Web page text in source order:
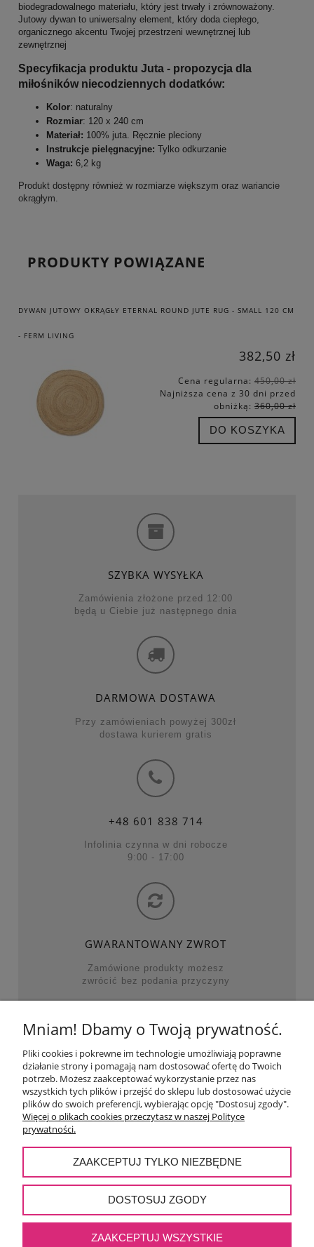
biodegradowalnego materiału, który jest trwały i zrównoważony.
Jutowy dywan to uniwersalny element, który doda ciepłego,
organicznego akcentu Twojej przestrzeni wewnętrznej lub
zewnętrznej
Specyfikacja produktu Juta - propozycja dla
miłośników niecodziennych dodatków:
Kolor: naturalny
Rozmiar: 120 x 240 cm
Materiał: 100% juta. Ręcznie pleciony
Instrukcje pielęgnacyjne: Tylko odkurzanie
Waga: 6,2 kg
Produkt dostępny również w rozmiarze większym oraz wariancie
okrągłym.
PRODUKTY POWIĄZANE
DYWAN JUTOWY OKRĄGŁY ETERNAL ROUND JUTE RUG - SMALL 120 CM
- FERM LIVING
382,50 zł
Cena regularna: 450,00 zł
Najniższa cena z 30 dni przed
obniżką: 360,00 zł
DO KOSZYKA
SZYBKA WYSYŁKA
Zamówienia złożone przed 12:00
będą u Ciebie już następnego dnia
DARMOWA DOSTAWA
Przy zamówieniach powyżej 300zł
dostawa kurierem gratis
+48 601 838 714
Infolinia czynna w dni robocze
9:00 - 17:00
GWARANTOWANY ZWROT
Zamówione produkty możesz
zwrócić bez podania przyczyny
NAJWAŻNIEJSZE KATEGORIE
POMOC
MOJE KONTO
PŁATNOŚCI I DOSTAWA
O NAS
Mniam! Dbamy o Twoją prywatność.
Pliki cookies i pokrewne im technologie umożliwiają poprawne
działanie strony i pomagają nam dostosować ofertę do Twoich
potrzeb. Możesz zaakceptować wykorzystanie przez nas
wszystkich tych plików i przejść do sklepu lub dostosować użycie
plików do swoich preferencji, wybierając opcję "Dostosuj zgody".
Więcej o plikach cookies przeczytasz w naszej Polityce
prywatności.
ZAAKCEPTUJ TYLKO NIEZBĘDNE
DOSTOSUJ ZGODY
ZAAKCEPTUJ WSZYSTKIE